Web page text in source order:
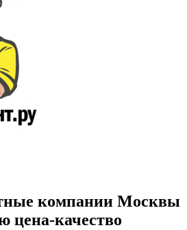
компании Москвы
цена-качество